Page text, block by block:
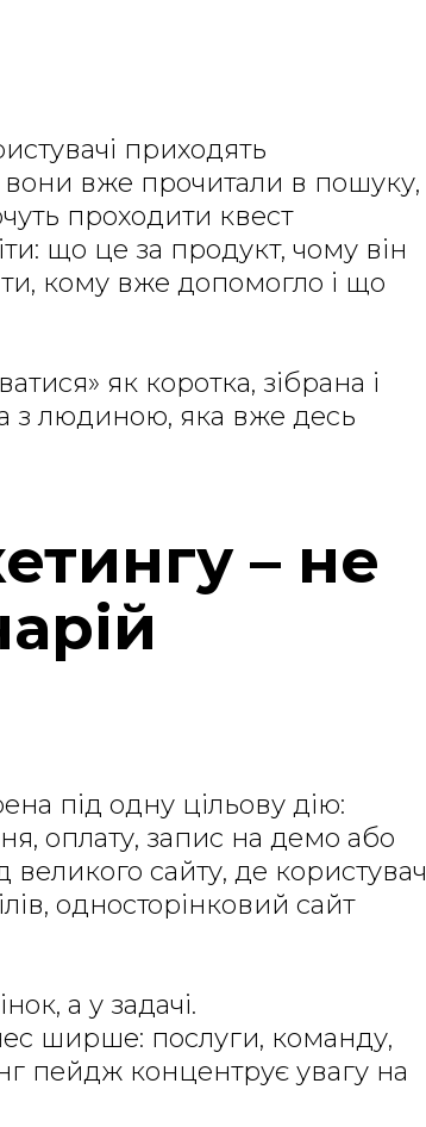
приходять
вони вже прочитали в пошуку,
проходити квест
що це за продукт, чому він
кому вже допомогло і що
як коротка, зібрана і
з людиною, яка вже десь
– не
під одну цільову дію:
оплату, запис на демо або
великого сайту, де користувач
односторінковий сайт
а у задачі.
ширше: послуги, команду,
пейдж концентрує увагу на